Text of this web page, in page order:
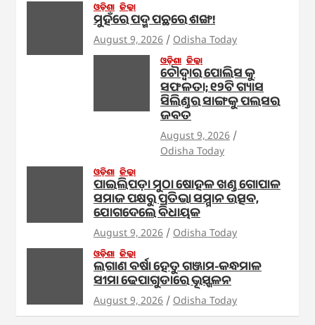
ଓଡ଼ିଶା ଜିଲ୍ଲା
ମୁହଁରେ ପଦ୍ମ ପଛରେ ଶଙ୍ଖ!
August 9, 2026 Odisha Today
ଓଡ଼ିଶା ଜିଲ୍ଲା
ଚୌଦ୍ଵାର ପୋଲିସ କୁ
ସଫଳତା; ୧୨ଟି ଗ୍ୟାସ
ସିଲିଣ୍ଡର ସାଙ୍ଗକୁ ପଲସର
ଜବତ
August 9, 2026
Odisha Today
ଓଡ଼ିଶା ଜିଲ୍ଲା
ପାଇଲିପଡ଼ା ମୁଠା ଷୋହଳ ଖଣ୍ଡ ଗୋପାଳ
ସମାଜ ପକ୍ଷରୁ ପ୍ରତିଭା ସମ୍ମାନ ଉତ୍ସବ,
ଯୋଗଦେଲେ ବିଧାୟକ
August 9, 2026 Odisha Today
ଓଡ଼ିଶା ଜିଲ୍ଲା
ଲଗାଣ ବର୍ଷା ହେତୁ ଗଞ୍ଜାମ-କନ୍ଧମାଳ
ସୀମା ଢେପାଗୁଡାରେ ଭୂସ୍ଖଳନ
August 9, 2026 Odisha Today